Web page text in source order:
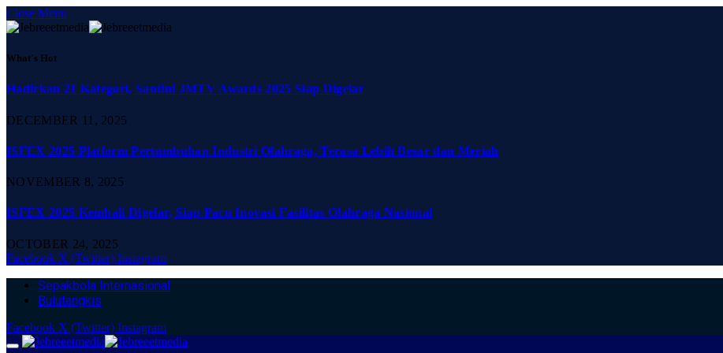
Close Menu
What's Hot
Hadirkan 21 Kategori, Santini JMTV Awards 2025 Siap Digelar
DECEMBER 11, 2025
ISFEX 2025 Platform Pertumbuhan Industri Olahraga, Terasa Lebih Besar dan Meriah
NOVEMBER 8, 2025
ISFEX 2025 Kembali Digelar, Siap Pacu Inovasi Fasilitas Olahraga Nasional
OCTOBER 24, 2025
Facebook X (Twitter) Instagram
Sepakbola Internasional
Bulutangkis
Facebook X (Twitter) Instagram